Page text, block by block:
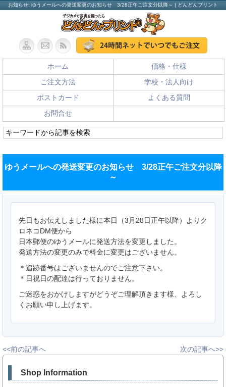
お知らせ: ゆうメールへの発送変更のお知らせ 3/28正午ご注文分以降～ | どんどんプリント
ホーム 価格・仕様
ご注文方法 学校・法人向け
ポストカード よくある質問
お問合せ
ゆうメールへの発送変更のお知らせ 3/28正午ご注文分以降
～
先日もお伝えしました様に本日（3月28日正午以降）よりク
ロネコDM便から
日本郵便のゆうメールに発送方法を変更しました。
発送方法の変更のみで料金に変更はございません。
＊追跡番号はございませんのでご注意下さい。
＊日祝日の配達は行っておりません。
ご迷惑をおかけしますがどうぞご理解頂きます様、よろし
くお願い申し上げます。
<<前の記事へ 次の記事へ>>
Shop Information